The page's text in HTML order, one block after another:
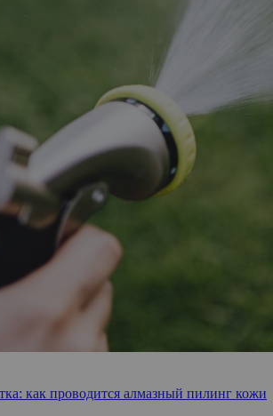
как проводится алмазный пилинг кожи